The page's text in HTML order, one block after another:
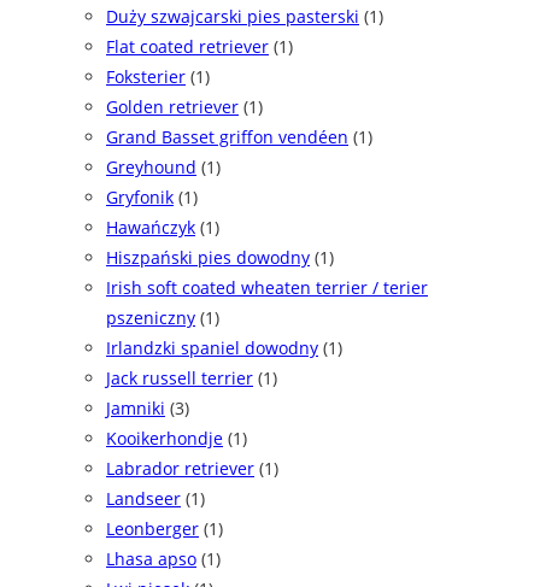
Duży szwajcarski pies pasterski (1)
Flat coated retriever (1)
Foksterier (1)
Golden retriever (1)
Grand Basset griffon vendéen (1)
Greyhound (1)
Gryfonik (1)
Hawańczyk (1)
Hiszpański pies dowodny (1)
Irish soft coated wheaten terrier / terier
pszeniczny (1)
Irlandzki spaniel dowodny (1)
Jack russell terrier (1)
Jamniki (3)
Kooikerhondje (1)
Labrador retriever (1)
Landseer (1)
Leonberger (1)
Lhasa apso (1)